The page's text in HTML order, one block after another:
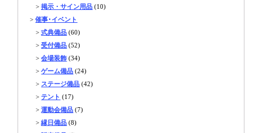
>掲示・サイン用品 (10)
>催事･イベント
>式典備品 (60)
>受付備品 (52)
>会場装飾 (34)
>ゲーム備品 (24)
> ステージ備品 (42)
>テント (17)
>運動会備品 (7)
>縁日備品 (8)